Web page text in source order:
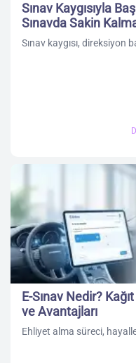
Sınav Kaygısıyla
Sınavda Sakin
Sınav kaygısı, direksiyon
E-Sınav Nedir?
ve Avantajları
Ehliyet alma süreci,